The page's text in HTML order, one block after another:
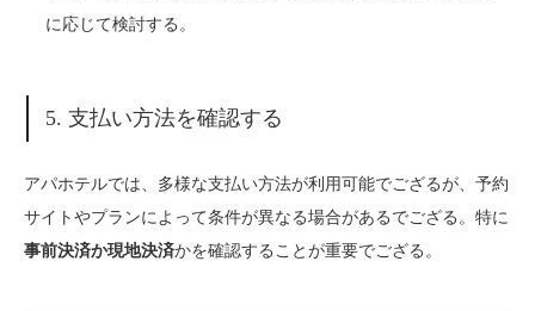
に応じて検討する。
5. 支払い方法を確認する
アパホテルでは、多様な支払い方法が利用可能でござるが、予約
サイトやプランによって条件が異なる場合があるでござる。特に
事前決済か現地決済かを確認することが重要でござる。